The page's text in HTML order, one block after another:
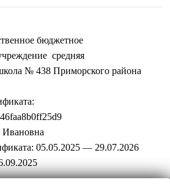
бюджетное
средняя
№ 438 Приморского района
Ивановна
05.05.2025 — 29.07.2026